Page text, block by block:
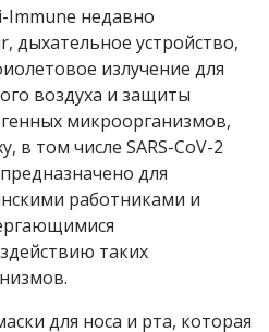
Immune недавно
дыхательное устройство,
излучение для
воздуха и защиты
микроорганизмов,
в том числе SARS-CoV-2
для
работниками и
таких
для носа и рта, которая